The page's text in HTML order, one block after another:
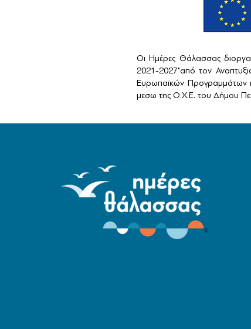
Οι Ημέρες Θάλασσας
2021-2027"από τον
Ευρωπαϊκών Προγραμμάτων
μεσω της Ο.Χ.Ε. του Δήμου